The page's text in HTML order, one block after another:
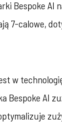
Bespoke AI
7-calowe,
w
Bespoke AI